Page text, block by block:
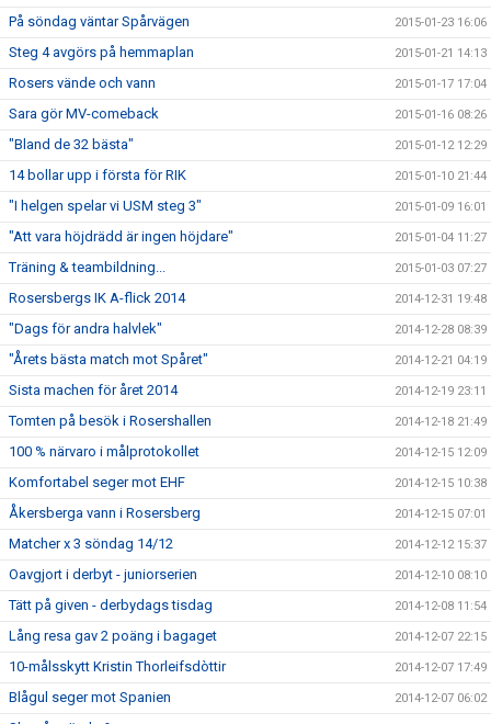
På söndag väntar Spårvägen 2015-01-23 16:06
Steg 4 avgörs på hemmaplan 2015-01-21 14:13
Rosers vände och vann 2015-01-17 17:04
Sara gör MV-comeback 2015-01-16 08:26
"Bland de 32 bästa" 2015-01-12 12:29
14 bollar upp i första för RIK 2015-01-10 21:44
"I helgen spelar vi USM steg 3" 2015-01-09 16:01
"Att vara höjdrädd är ingen höjdare" 2015-01-04 11:27
Träning & teambildning... 2015-01-03 07:27
Rosersbergs IK A-flick 2014 2014-12-31 19:48
"Dags för andra halvlek" 2014-12-28 08:39
"Årets bästa match mot Spåret" 2014-12-21 04:19
Sista machen för året 2014 2014-12-19 23:11
Tomten på besök i Rosershallen 2014-12-18 21:49
100 % närvaro i målprotokollet 2014-12-15 12:09
Komfortabel seger mot EHF 2014-12-15 10:38
Åkersberga vann i Rosersberg 2014-12-15 07:01
Matcher x 3 söndag 14/12 2014-12-12 15:37
Oavgjort i derbyt - juniorserien 2014-12-10 08:10
Tätt på given - derbydags tisdag 2014-12-08 11:54
Lång resa gav 2 poäng i bagaget 2014-12-07 22:15
10-målsskytt Kristin Thorleifsdòttir 2014-12-07 17:49
Blågul seger mot Spanien 2014-12-07 06:02